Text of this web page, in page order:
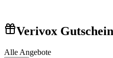
Verivox
Alle Angebote